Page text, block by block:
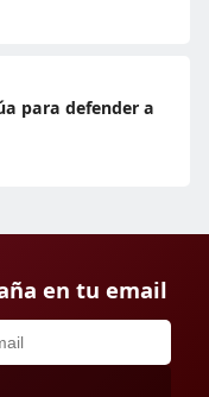
para defender a
en tu email